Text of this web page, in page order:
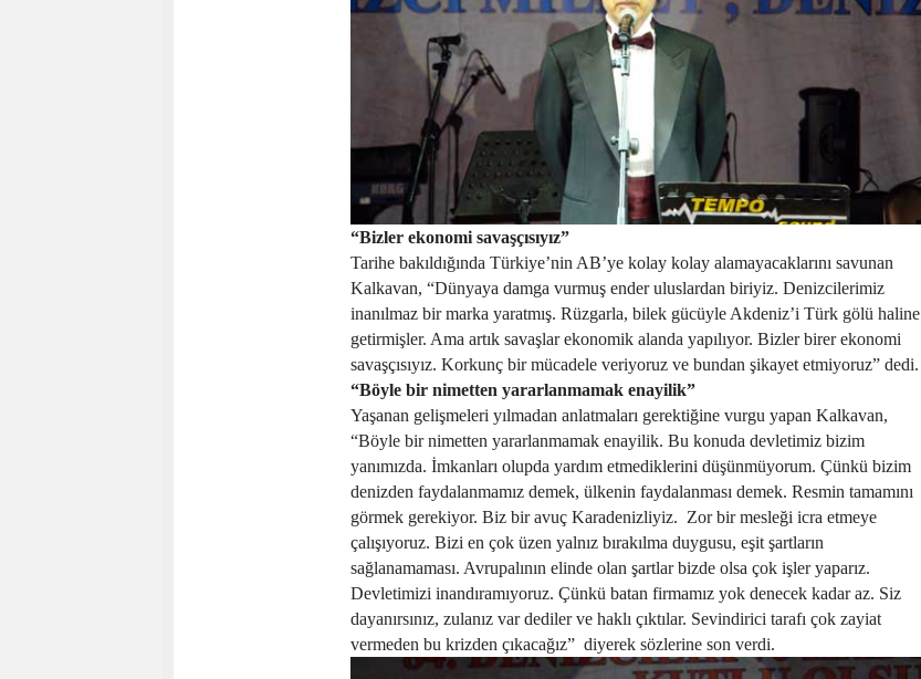
“Bizler ekonomi savaşçısıyız”
Tarihe bakıldığında Türkiye’nin AB’ye kolay kolay alamayacaklarını savunan
Kalkavan, “Dünyaya damga vurmuş ender uluslardan biriyiz. Denizcilerimiz
inanılmaz bir marka yaratmış. Rüzgarla, bilek gücüyle Akdeniz’i Türk gölü haline
getirmişler. Ama artık savaşlar ekonomik alanda yapılıyor. Bizler birer ekonomi
savaşçısıyız. Korkunç bir mücadele veriyoruz ve bundan şikayet etmiyoruz” dedi.
“Böyle bir nimetten yararlanmamak enayilik”
Yaşanan gelişmeleri yılmadan anlatmaları gerektiğine vurgu yapan Kalkavan,
“Böyle bir nimetten yararlanmamak enayilik. Bu konuda devletimiz bizim
yanımızda. İmkanları olupda yardım etmediklerini düşünmüyorum. Çünkü bizim
denizden faydalanmamız demek, ülkenin faydalanması demek. Resmin tamamını
görmek gerekiyor. Biz bir avuç Karadenizliyiz. Zor bir mesleği icra etmeye
çalışıyoruz. Bizi en çok üzen yalnız bırakılma duygusu, eşit şartların
sağlanamaması. Avrupalının elinde olan şartlar bizde olsa çok işler yaparız.
Devletimizi inandıramıyoruz. Çünkü batan firmamız yok denecek kadar az. Siz
dayanırsınız, zulanız var dediler ve haklı çıktılar. Sevindirici tarafı çok zayiat
vermeden bu krizden çıkacağız” diyerek sözlerine son verdi.